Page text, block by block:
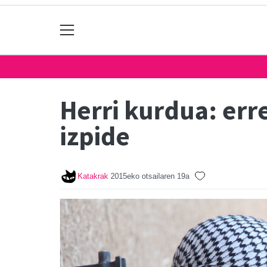
Herri kurdua:
izpide
Katakrak 2015eko otsailaren 19a